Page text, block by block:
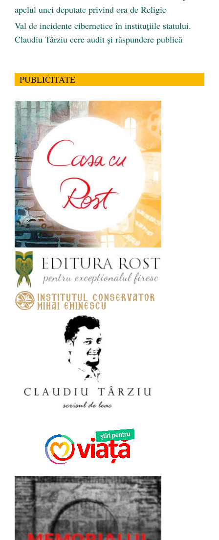
apelul unei deputate privind ora de Religie
Val de incidente cibernetice în instituțiile statului.
Claudiu Târziu cere audit și răspundere publică
PUBLICITATE